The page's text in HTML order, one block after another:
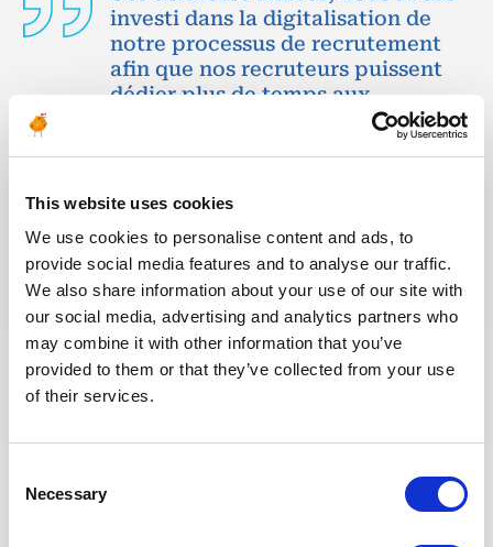
This website uses cookies
We use cookies to personalise content and ads, to
provide social media features and to analyse our traffic.
We also share information about your use of our site with
our social media, advertising and analytics partners who
may combine it with other information that you’ve
provided to them or that they’ve collected from your use
of their services.
Selection
Necessary
investi dans la digitalisation de
notre processus de recrutement
afin que nos recruteurs puissent
dédier plus de temps aux
échanges qualitatifs avec les
candidats sélectionnés. Nous
page Offres de mission sur le site
missions et les candidatures.
Toute l'équipe Recrutement a à
cœur d’offrir la meilleure
expérience possible à nos
candidats.